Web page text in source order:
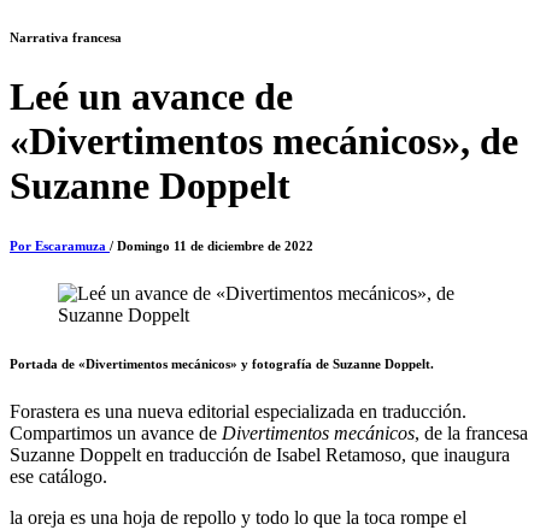
Narrativa francesa
Leé un avance de
«Divertimentos mecánicos», de
Suzanne Doppelt
Por Escaramuza / Domingo 11 de diciembre de 2022
Portada de «Divertimentos mecánicos» y fotografía de Suzanne Doppelt.
Forastera es una nueva editorial especializada en traducción.
Compartimos un avance de Divertimentos mecánicos, de la francesa
Suzanne Doppelt en traducción de Isabel Retamoso, que inaugura
ese catálogo.
la oreja es una hoja de repollo y todo lo que la toca rompe el